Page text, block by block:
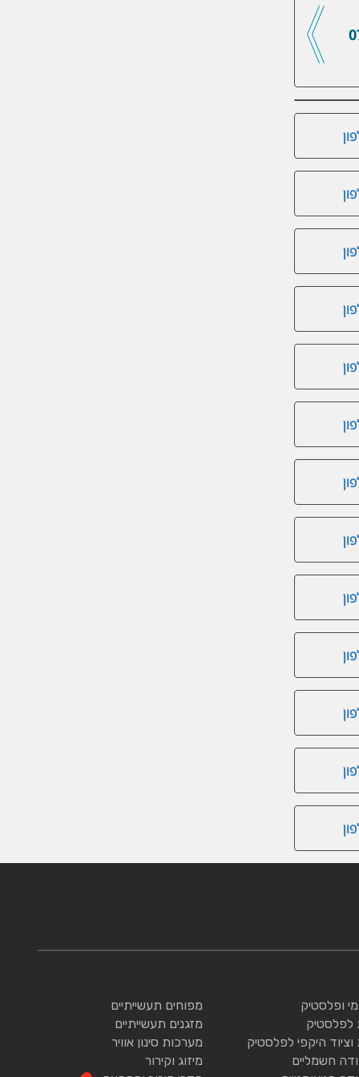
ופלסטיק
לפלסטיק
וציוד היקפי לפלסטיק
חשמליים
מפוחים תעשייתיים
מזגנים תעשייתיים
מערכות סינון אוויר
מיזוג וקירור